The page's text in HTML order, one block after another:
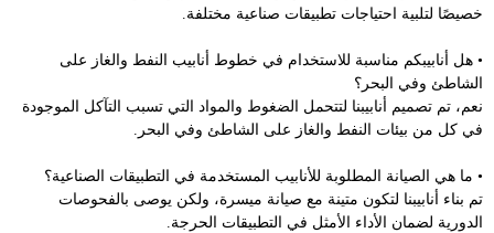
خصيصًا لتلبية احتياجات تطبيقات صناعية مختلفة.
• هل أنابيبكم مناسبة للاستخدام في خطوط أنابيب النفط والغاز على
الشاطئ وفي البحر؟
نعم، تم تصميم أنابيبنا لتتحمل الضغوط والمواد التي تسبب التآكل الموجودة
في كل من بيئات النفط والغاز على الشاطئ وفي البحر.
• ما هي الصيانة المطلوبة للأنابيب المستخدمة في التطبيقات الصناعية؟
تم بناء أنابيبنا لتكون متينة مع صيانة ميسرة، ولكن يوصى بالفحوصات
الدورية لضمان الأداء الأمثل في التطبيقات الحرجة.